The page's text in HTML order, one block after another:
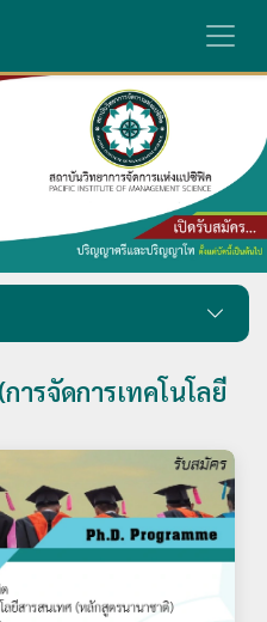
รจัดการเทคโนโลยี